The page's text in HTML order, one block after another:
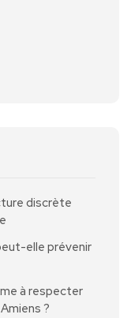
discrète
elle prévenir
à respecter
?